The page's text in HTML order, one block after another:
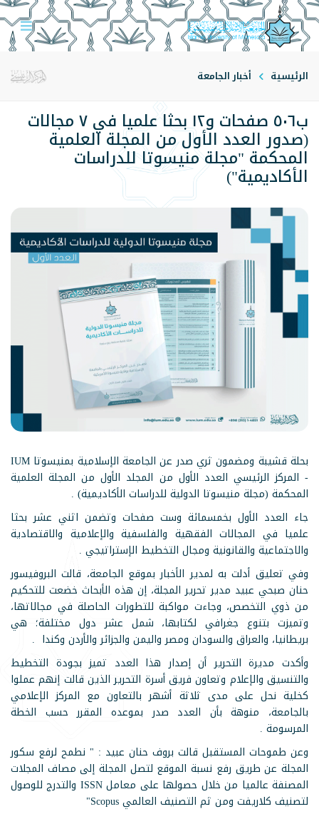
الرئيسية أخبار الجامعة
ب٥٠٦ صفحات و١٢ بحثا علميا في ٧ مجالات
(صدور العدد الأول من المجلة العلمية
المحكمة "مجلة منيسوتا للدراسات
الأكاديمية")
بحلة قشيبة ومضمون ثري صدر عن الجامعة الإسلامية بمنيسوتا IUM
- المركز الرئيسي العدد الأول من المجلد الأول من المجلة العلمية
المحكمة (مجلة منيسوتا الدولية للدراسات الأكاديمية) .
جاء العدد الأول بخمسمائة وست صفحات وتضمن اثني عشر بحثا
علميا في المجالات الفقهية والفلسفية والإعلامية والاقتصادية
والاجتماعية والقانونية ومجال التخطيط الإستراتيجي .
وفي تعليق أدلت به لمدير الأخبار بموقع الجامعة، قالت البروفيسور
حنان صبحي عبيد مدير تحرير المجلة، إن هذه الأبحاث خضعت للتحكيم
من ذوي التخصص، وجاءت مواكبة للتطورات الحاصلة في مجالاتها،
وتميزت بتنوع جغرافي لكتابها، شمل عشر دول مختلفة؛ هي
بريطانيا، والعراق والسودان ومصر واليمن والجزائر والأردن وكندا .
وأكدت مديرة التحرير أن إصدار هذا العدد تميز بجودة التخطيط
والتنسيق والإعلام وتعاون فريق أسرة التحرير الذين قالت إنهم عملوا
كخلية نحل على مدى ثلاثة أشهر بالتعاون مع المركز الإعلامي
بالجامعة، منوهة بأن العدد صدر بموعده المقرر حسب الخطة
المرسومة .
وعن طموحات المستقبل قالت بروف حنان عبيد : " نطمح لرفع سكور
المجلة عن طريق رفع نسبة الموقع لتصل المجلة إلى مصاف المجلات
المصنفة عالميا من خلال حصولها على معامل ISSN والتدرج للوصول
لتصنيف كلاريفت ومن ثم التصنيف العالمي Scopus"